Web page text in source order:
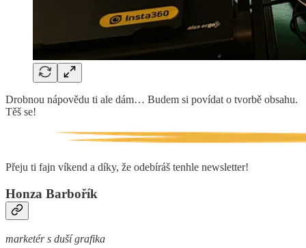
Drobnou nápovědu ti ale dám… Budem si povídat o tvorbě obsahu.
Těš se!
Přeju ti fajn víkend a díky, že odebíráš tenhle newsletter!
Honza Barbořík
marketér s duší grafika